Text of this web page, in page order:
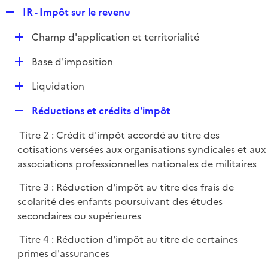
p
l
i
e
IR - Impôt sur le revenu
DChamp d'application et territorialité
D
e
r
Base d'imposition
D
l
i
e
r
Liquidation
p
l
i
e
Réductions et crédits d'impôt
Titre 2 : Crédit d'impôt accordé au titre des
cotisations versées aux organisations syndicales et aux
associations professionnelles nationales de militaires
Titre 3 : Réduction d'impôt au titre des frais de
scolarité des enfants poursuivant des études
secondaires ou supérieures
Titre 4 : Réduction d'impôt au titre de certaines
primes d'assurances